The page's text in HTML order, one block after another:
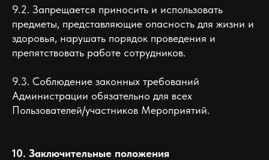
9.2. Запрещается приносить и использовать
предметы, представляющие опасность для жизни и
здоровья, нарушать порядок проведения и
препятствовать работе сотрудников.
9.3. Соблюдение законных требований
Администрации обязательно для всех
Пользователей/участников Мероприятий.
10. Заключительные положения